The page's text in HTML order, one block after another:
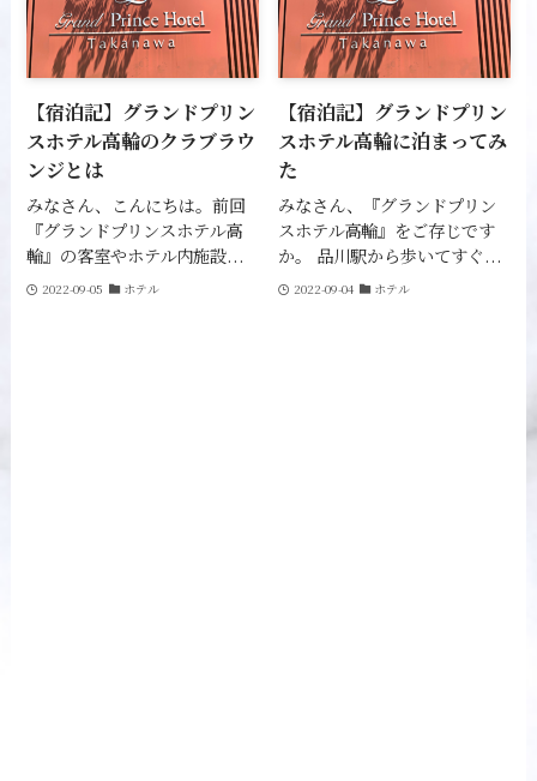
【宿泊記】グランドプリン
スホテル高輪のクラブラウ
ンジとは
みなさん、こんにちは。前回
『グランドプリンスホテル高
輪』の客室やホテル内施設...
2022-09-05 ホテル
【宿泊記】グランドプリン
スホテル高輪に泊まってみ
た
みなさん、『グランドプリン
スホテル高輪』をご存じです
か。 品川駅から歩いてすぐ...
2022-09-04 ホテル